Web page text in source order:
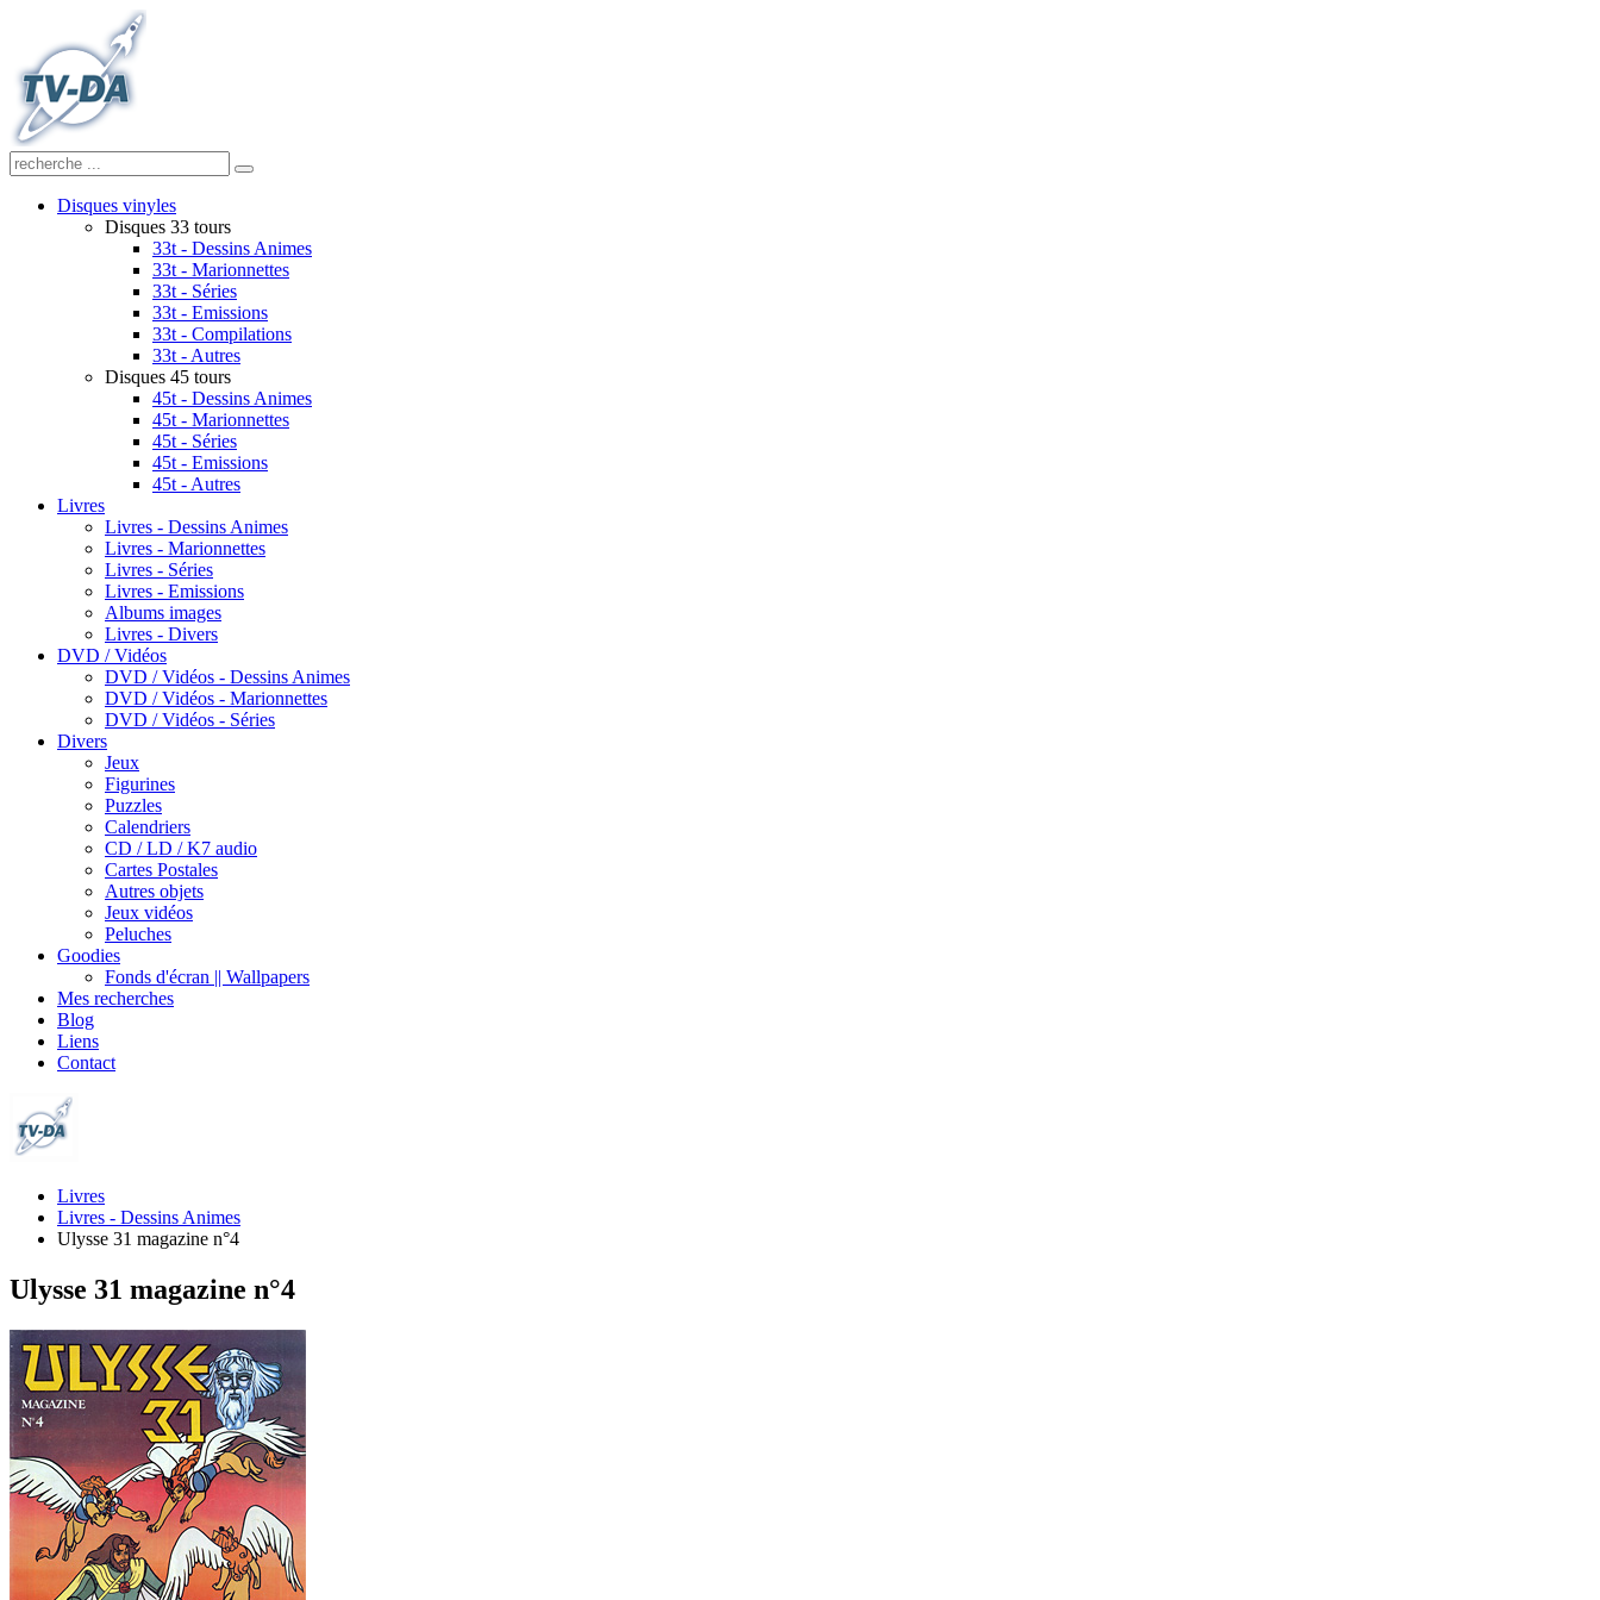
Disques vinyles
Disques 33 tours
33t - Dessins Animes
33t - Marionnettes
33t - Séries
33t - Emissions
33t - Compilations
33t - Autres
Disques 45 tours
45t - Dessins Animes
45t - Marionnettes
45t - Séries
45t - Emissions
45t - Autres
Livres
Livres - Dessins Animes
Livres - Marionnettes
Livres - Séries
Livres - Emissions
Albums images
Livres - Divers
DVD / Vidéos
DVD / Vidéos - Dessins Animes
DVD / Vidéos - Marionnettes
DVD / Vidéos - Séries
Divers
Jeux
Figurines
Puzzles
Calendriers
CD / LD / K7 audio
Cartes Postales
Autres objets
Jeux vidéos
Peluches
Goodies
Fonds d'écran || Wallpapers
Mes recherches
Blog
Liens
Contact
Livres
Livres - Dessins Animes
Ulysse 31 magazine n°4
Ulysse 31 magazine n°4